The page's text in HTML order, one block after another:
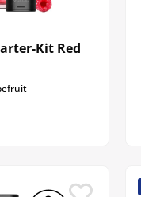
Kit Red